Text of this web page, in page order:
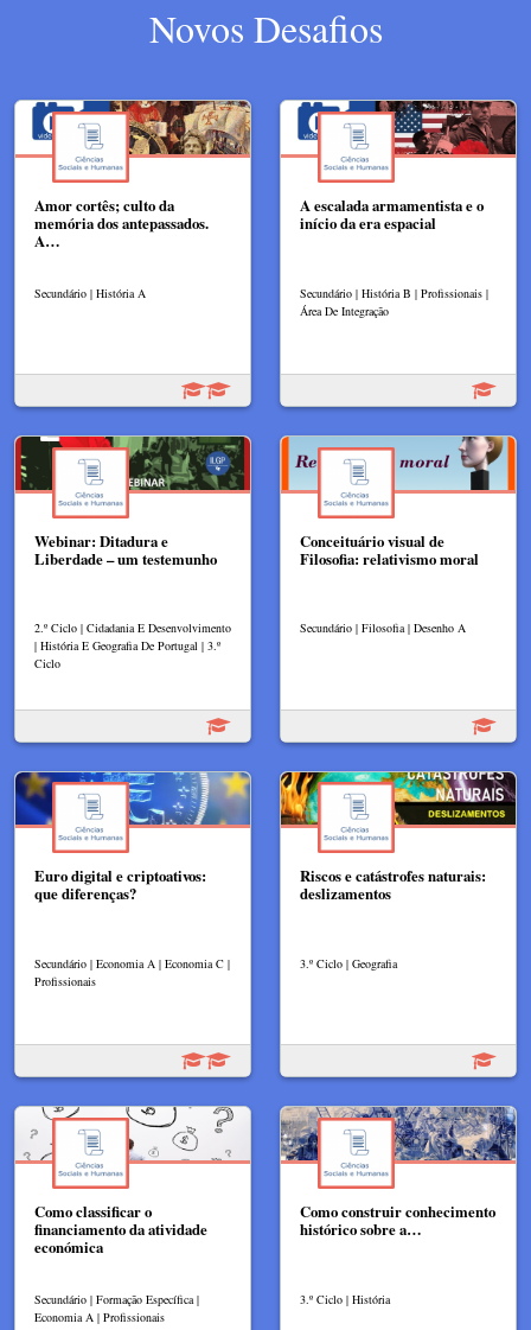
Novos Desafios
Amor cortês; culto da
memória dos antepassados.
A…
Secundário | História A
A escalada armamentista e o
início da era espacial
Secundário | História B | Profissionais |
Área De Integração
Webinar: Ditadura e
Liberdade – um testemunho
2.º Ciclo | Cidadania E Desenvolvimento
| História E Geografia De Portugal | 3.º
Ciclo
Conceituário visual de
Filosofia: relativismo moral
Secundário | Filosofia | Desenho A
Euro digital e criptoativos:
que diferenças?
Secundário | Economia A | Economia C |
Profissionais
Riscos e catástrofes naturais:
deslizamentos
3.º Ciclo | Geografia
Como classificar o
financiamento da atividade
económica
Secundário | Formação Específica |
Economia A | Profissionais
Como construir conhecimento
histórico sobre a…
3.º Ciclo | História